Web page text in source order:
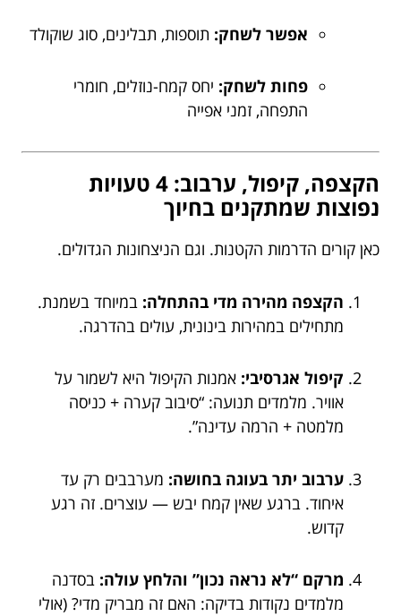
אפשר לשחק: תוספות, תבלינים, סוג שוקולד
פחות לשחק: יחס קמח-נוזלים, חומרי
התפחה, זמני אפייה
הקצפה, קיפול, ערבוב: 4 טעויות
נפוצות שמתקנים בחיוך
כאן קורים הדרמות הקטנות. וגם הניצחונות הגדולים.
הקצפה מהירה מדי בהתחלה: במיוחד בשמנת.
מתחילים במהירות בינונית, עולים בהדרגה.
קיפול אגרסיבי: אמנות הקיפול היא לשמור על
אוויר. מלמדים תנועה: “סיבוב קערה + כניסה
מלמטה + הרמה עדינה”.
ערבוב יתר בעוגה בחושה: מערבבים רק עד
איחוד. ברגע שאין קמח יבש — עוצרים. זה רגע
קדוש.
מרקם “לא נראה נכון” והלחץ עולה: בסדנה
מלמדים נקודות בדיקה: האם זה מבריק מדי? (אולי